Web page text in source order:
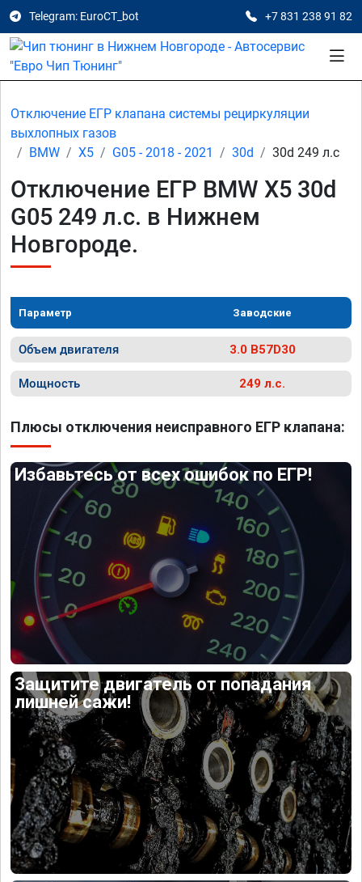
Telegram: EuroCT_bot +7 831 238 91 82
Отключение ЕГР клапана системы рециркуляции
выхлопных газов
BMW
X5 G05 - 2018 - 2021 30d 30d 249 л.с
Отключение ЕГР BMW X5 30d
G05 249 л.с. в Нижнем
Новгороде.
Параметр Заводские
Объем двигателя 3.0 B57D30
Мощность 249 л.с.
Плюсы отключения неисправного ЕГР клапана:
Избавьтесь от всех ошибок по ЕГР!
Защитите двигатель от попадания
лишней сажи!